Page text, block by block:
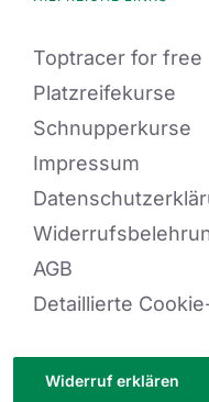
Toptracer for free
Platzreifekurse
Schnupperkurse
Impressum
AGB
Detaillierte
Widerruf erklären